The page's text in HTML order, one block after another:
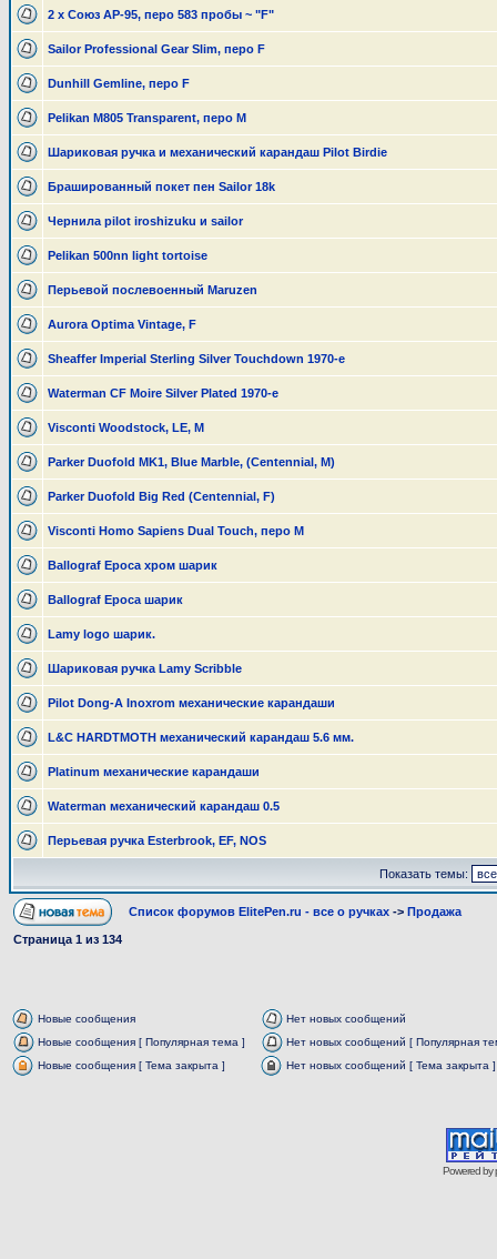
2 х Союз АР-95, перо 583 пробы ~ "F"
Sailor Professional Gear Slim, перо F
Dunhill Gemline, перо F
Pelikan M805 Transparent, перо М
Шариковая ручка и механический карандаш Pilot Birdie
Брашированный покет пен Sailor 18k
Чернила pilot iroshizuku и sailor
Pelikan 500nn light tortoise
Перьевой послевоенный Maruzen
Aurora Optima Vintage, F
Sheaffer Imperial Sterling Silver Touchdown 1970-е
Waterman CF Moire Silver Plated 1970-е
Visconti Woodstock, LE, M
Parker Duofold MK1, Blue Marble, (Centennial, M)
Parker Duofold Big Red (Centennial, F)
Visconti Homo Sapiens Dual Touch, перо М
Ballograf Epoca хром шарик
Ballograf Epoca шарик
Lamy logo шарик.
Шариковая ручка Lamy Scribble
Pilot Dong-A Inoxrom механические карандаши
L&C HARDTMOTH механический карандаш 5.6 мм.
Platinum механические карандаши
Waterman механический карандаш 0.5
Перьевая ручка Esterbrook, EF, NOS
Показать темы:
Список форумов ElitePen.ru - все о ручках -> Продажа
Страница 1 из 134
Новые сообщения
Нет новых сообщений
Новые сообщения [ Популярная тема ]
Нет новых сообщений [ Популярная
Новые сообщения [ Тема закрыта ]
Нет новых сообщений [ Тема закрыта ]
Powered by